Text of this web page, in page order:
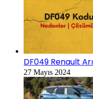
DF049 Renault
27 Mayıs 2024